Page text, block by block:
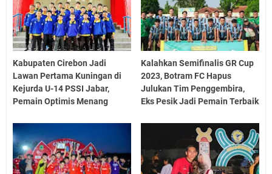
Kabupaten Cirebon Jadi
Lawan Pertama Kuningan di
Kejurda U-14 PSSI Jabar,
Pemain Optimis Menang
Kalahkan Semifinalis GR Cup
2023, Botram FC Hapus
Julukan Tim Penggembira,
Eks Pesik Jadi Pemain Terbaik